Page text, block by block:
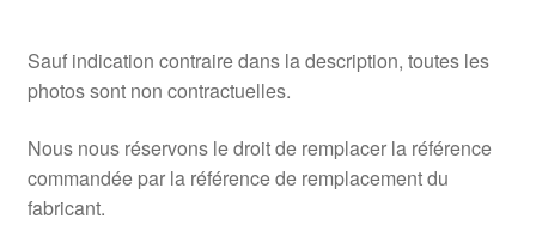
Sauf indication contraire dans la description, toutes les
photos sont non contractuelles.
Nous nous réservons le droit de remplacer la référence
commandée par la référence de remplacement du
fabricant.